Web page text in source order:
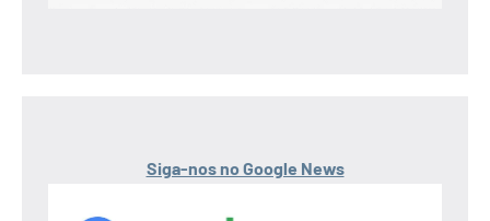
Siga-nos no Google News